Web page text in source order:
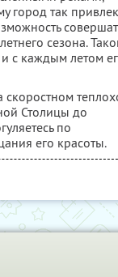
город так
сезона.
с каждым летом
Столицы до
по
его красоты.